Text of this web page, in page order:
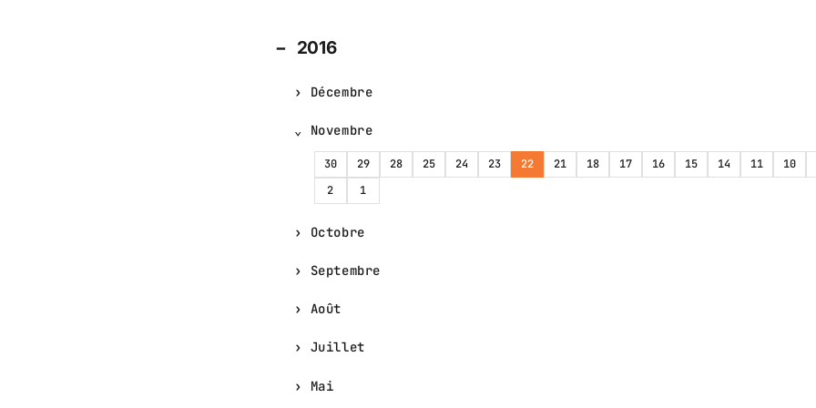
2016
Décembre
Novembre
30 29 28 25 24 23 22 21 18 17 16 15 14 11 10
2
1
Octobre
Septembre
Août
Juillet
Mai